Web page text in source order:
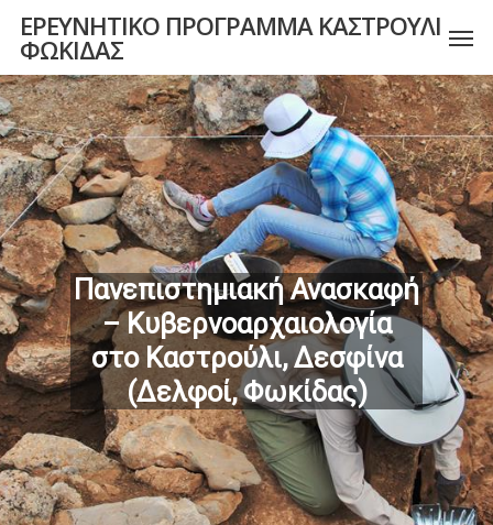
Skip
main
content
ΕΡΕΥΝΗΤΙΚΟ ΠΡΟΓΡΑΜΜΑ ΚΑΣΤΡΟΥΛΙ
ΦΩΚΙΔΑΣ
Πανεπιστημιακή Ανασκαφή
– Κυβερνοαρχαιολογία
στο Καστρούλι, Δεσφίνα
(Δελφοί, Φωκίδας)